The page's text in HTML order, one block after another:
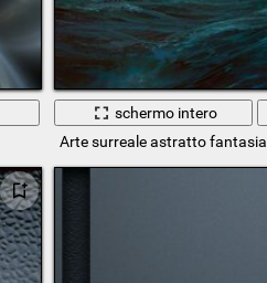
schermo intero
Arte surreale astratto fantasia